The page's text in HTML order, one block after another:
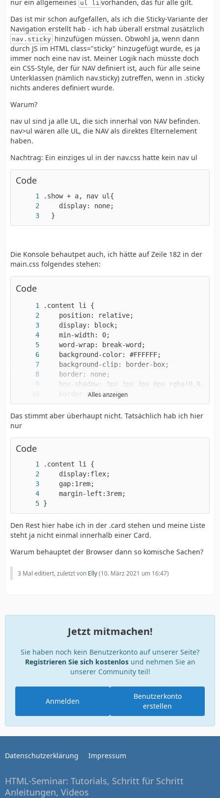
nur ein allgemeines ul li vorhanden, das für alle gilt.
Das ist mir schon aufgefallen, als ich die Sticky-Variante der
Navigation erstellt hab - ich hab überall erstmal zusätzlich
nav.sticky hinzufügen müssen. Obwohl ja, wenn dann
durch JS im HTML class="sticky" hinzugefügt wurde, es ja
immer noch eine nav ist. Meiner Logik nach müsste doch
ein CSS-Style, der für NAV definiert ist, auch für alle seine
Unterklassen (nämlich nav.sticky) zutreffen, wenn in .sticky
nichts anderes definiert wurde.
Warum?
nav ul sind ja alle UL, die sich innerhal von NAV befinden.
nav>ul wären alle UL, die NAV als direktes Elternelement
haben.
Nachtrag: Ein einziges ul in der nav.css hatte kein nav ul
Code
  }
Die Konsole behautpet auch, ich hätte auf Zeile 182 in der
main.css folgendes stehen:
Code
    margin-bottom: 20px;
Alles anzeigen
Das stimmt aber überhaupt nicht. Tatsächlich hab ich hier
nur
Code
}
Den Rest hier habe ich in der .card stehen und meine Liste
steht ja nicht einmal innerhalb einer Card.
Warum behauptet der Browser dann so komische Sachen?
3 Mal editiert, zuletzt von Elly(10. März 2021 um 16:47)
Jetzt mitmachen!
Sie haben noch kein Benutzerkonto auf unserer Seite?
Registrieren Sie sich kostenlosund nehmen Sie an
unserer Community teil!
Benutzerkonto
erstellen
Anmelden
Datenschutzerklärung Impressum
HTML-Seminar: Tutorials, Schritt für Schritt
Anleitungen, Videos